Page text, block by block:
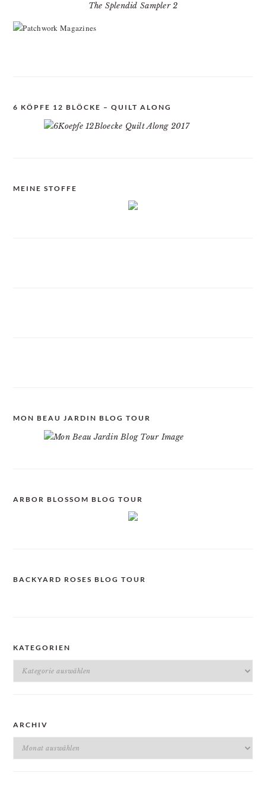
The Splendid Sampler 2
6 KÖPFE 12 BLÖCKE – QUILT ALONG
MEINE STOFFE
MON BEAU JARDIN BLOG TOUR
ARBOR BLOSSOM BLOG TOUR
BACKYARD ROSES BLOG TOUR
KATEGORIEN
Kategorien
ARCHIV
Archiv